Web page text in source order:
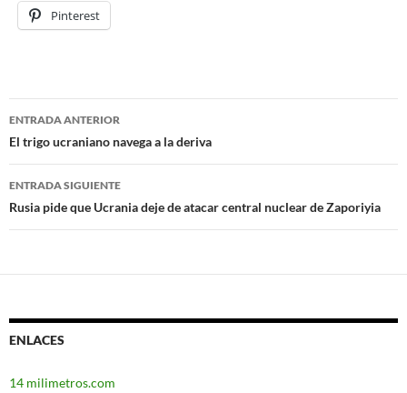
Pinterest
Navegación
de
entradas
ENTRADA ANTERIOR
El trigo ucraniano navega a la deriva
ENTRADA SIGUIENTE
Rusia pide que Ucrania deje de atacar central nuclear de Zaporiyia
ENLACES
14 milimetros.com